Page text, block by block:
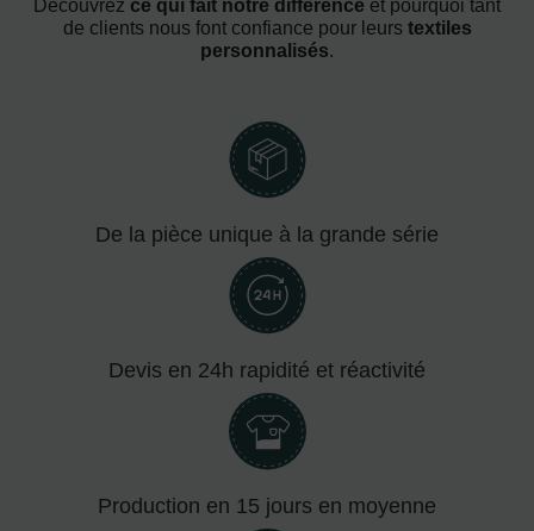
Découvrez ce qui fait notre différence et pourquoi tant
de clients nous font confiance pour leurs textiles
personnalisés.
De la pièce unique à la grande série
Devis en 24h rapidité et réactivité
Production en 15 jours en moyenne